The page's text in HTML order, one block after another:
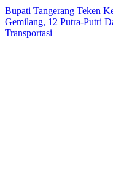
Bupati Tangerang Teken
Gemilang, 12 Putra-Putri
Transportasi